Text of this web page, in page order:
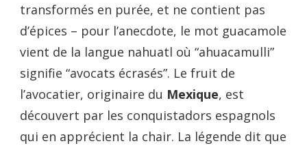
transformés en purée, et ne contient pas
d’épices – pour l’anecdote, le mot guacamole
vient de la langue nahuatl où “ahuacamulli”
signifie “avocats écrasés”. Le fruit de
l’avocatier, originaire du Mexique, est
découvert par les conquistadors espagnols
qui en apprécient la chair. La légende dit que